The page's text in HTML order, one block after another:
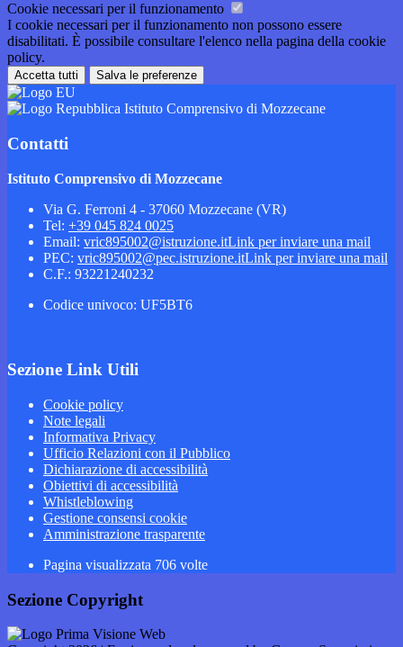
Cookie necessari per il funzionamento
I cookie necessari per il funzionamento non possono essere
disabilitati. È possibile consultare l'elenco nella pagina della cookie
policy.
Accetta tutti Salva le preferenze
Istituto Comprensivo di Mozzecane
Contatti
Istituto Comprensivo di Mozzecane
Via G. Ferroni 4 - 37060 Mozzecane (VR)
Tel: +39 045 824 0025
Email: vric895002@istruzione.itLink per inviare una mail
PEC: vric895002@pec.istruzione.itLink per inviare una mail
C.F.: 93221240232
Codice univoco: UF5BT6
Sezione Link Utili
Cookie policy
Note legali
Informativa Privacy
Ufficio Relazioni con il Pubblico
Dichiarazione di accessibilità
Obiettivi di accessibilità
Whistleblowing
Gestione consensi cookie
Amministrazione trasparente
Pagina visualizzata 706 volte
Sezione Copyright